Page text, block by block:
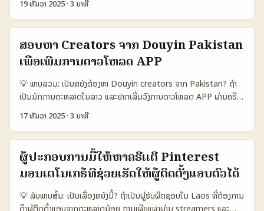
ອາດເປັນທາງເລືອກທີ່ແກ້ປັນຫາ niche targeting ແລະການຈັດກົດລະບຽບທີ່
ຍັງຍືນ. ບັນຫາທົ່ວໄປທີ່ຜົນກະທົບ: ການຄົ້ນຫາ creators ທີ່ມີອິຟຟີກແລະຂໍ້ມູນ
ສາກົນ. ຟາກສຳຄັນຄືການເຂົ້າໃຈ behavior ຂອງແຕ່ລະເຂດແລະເຊິ່ງ
platform tools — ຕົວຢ່າງ: Bilibili ພາສາສ່ວນໃຫຍ່ມັກໃຊ້ເນື້ອຫາວິດີໂອ,
ນໍາໃຊ້ເປັນເນື້ອຫາເພີ່ມຕື່ນ). 📊 ຕາຕະລາງ Snapshot: ປຽບທຽບ 3 ທາງ
ເລືອກໃນການຄົ້ນຫາ Creator 🧩 Metric Search DIY Agent /
Agency Platform Tools (Bilibili AI) 👥 Monthly Active — —
Cost (ຄ່າງານຕ່ອ creator) ຕ່ຳ–ກຳກັບ ສູງ ເປັນຕົວເລກ 📈 Expected
CVR 0.5–2% 1–5% 1–4% 🔍 Best for Small tests, niche
Scaled campaigns Fast matching, optimized ຕາຕະລາງ
ສະແດງວ່າ Bilibili ມີແຜ່ນຫຼວງຜູ້ໃຊ້ໃຫຍ່ (ຕາມຂໍ້ມູນສະເຫຼີມ) ແລະວິທີທີ່ໄວ້ຜົນ
ໄດ້ດີສຳລັບการຄົ້ນຫາ creators ຄື: DIY ສະຫຼຸບອອກບໍ່ໃຫ້ເປັນຮອບດາວ,
Agent ມີຄ່າໃຊ້ຈ່າຍສູງແຕ່ປະກັນ scale, ແລະ Platform tools (ເຊິ່ງ
19 ທັນວາ 2025·3 ນາທີ
ສອບຫາ Creators ຈາກ Douyin Pakistan
ເພື່ອເພີ່ມການດາວໂຫລດ APP
💡 ພາບລວມ: ເປັນຫຍັງຕ້ອງຫາ Douyin creators ຈາກ Pakistan? ຖ້າ
ເປັນນັກການຕະຫລາດໃນລາວ ແລະຢາກເລີ່ມວົງການດາວໂຫລດ APP ຜ່ານຄຣີເວີ
— Pakistan ແມ່ນຕຳແໜ່ງນີ້ຍິ່ງໃຫ້ສົນໃຈ: ປະຊາກອນຫຼາຍເຂົ້າເຖິງ
influencer content, ມີແນວແນວໃນການບໍລິໂພກຊີວິດ, ບໍລິການແລະການ
ຊື້ຂາຍ — ນີ້ເຮັດໃຫ້ creators ມີ potential ສູງເພື່ອຂັບການດາວໂຫລດ
ແບບ performance-driven. ບໍ່ມີວິທີດຽວ: ຈາກການຄົ້ນຫາຢ່າງໄວ, ການ
ຕິດຕໍ່ທາງຕົ້ນຊັ້ນ, ແລະການຈັດການ KPI ແບບມີຂັ້ນຕອນ — ບົດນີ້ຈະພາຫາວິທີ
ທີ່ເຮັດໄດ້ຈິງ, ການທົດສອບການສ້າງທຸລະກຳ, ແລະການຕັ້ງລະບຽບການຟັງຜົນ
— ທຸກຢ່າງເຊື່ອມຕໍ່ກັບຄວາມເປັນມືອາຊີບ (E-E-A-T). 📊 ຕາຕະລາງ Data
Snapshot: ການເປັນຕຽງລະຫວ່າງ Platform ແລະ Conversion
17 ທັນວາ 2025·3 ນາທີ
ຜູ້ປະກອບການມື້ໃຫ້ຫາຄຣີເເຕີ Pinterest
ມອນເຕໂນເກຣ້ທີ່ຊ່ວຍເຮັດໃຫ້ຜູ້ຕິດຕັ້ງແອບຕົວໄດ້
💡 ລັບພາບສັ້ນ: ເປັນເລື່ອງຫຍັງນີ້? ຖ້າເປັນຜູ້ຮັບຜິດຊອບໃນ Laos ທີ່ຕ້ອງການ